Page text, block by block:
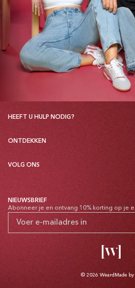
HEEFT U HULP NODIG?
ONTDEKKEN
VOLG ONS
NIEUWSBRIEF
Abonneer je en ontvang 10% korting op je
© 2026 Weard Made by